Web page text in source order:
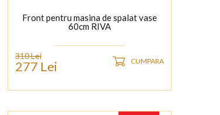
Front pentru masina de spalat vase
60cm RIVA
310 Lei
277 Lei CUMPARA